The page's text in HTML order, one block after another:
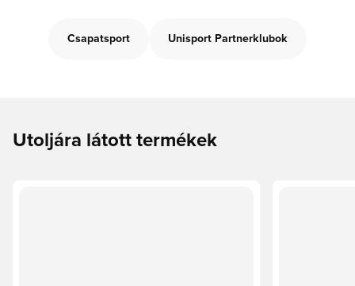
Csapatsport Unisport Partnerklubok
Utoljára látott termékek